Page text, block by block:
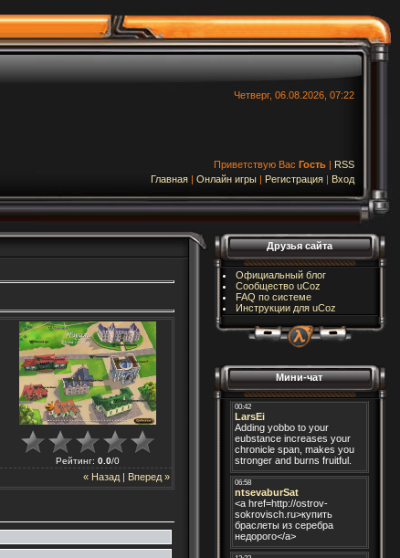
Четверг, 06.08.2026, 07:22
Приветствую Вас Гость | RSS
Главная | Онлайн игры | Регистрация | Вход
Рейтинг: 0.0/0
« Назад| Вперед »
Друзья сайта
Официальный блог
Сообщество uCoz
FAQ по системе
Инструкции для uCoz
Мини-чат